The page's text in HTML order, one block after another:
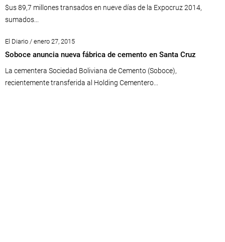
$us 89,7 millones transados en nueve días de la Expocruz 2014,
sumados...
El Diario / enero 27, 2015
Soboce anuncia nueva fábrica de cemento en Santa Cruz
La cementera Sociedad Boliviana de Cemento (Soboce),
recientemente transferida al Holding Cementero...